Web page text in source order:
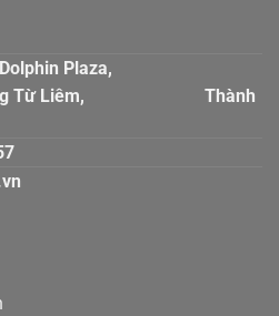
nhà Dolphin Plaza,
Từ Liêm, Thành